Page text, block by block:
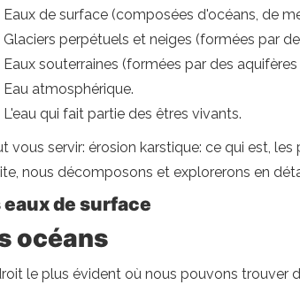
Eaux de surface (composées d'océans, de
Glaciers perpétuels et neiges (formées par
Eaux souterraines (formées par des
Eau atmosphérique.
L'eau qui fait partie des êtres vivants.
vous servir: érosion karstique: ce qui est,
nous décomposons et explorerons en
eaux de surface
océans
le plus évident où nous pouvons trouver